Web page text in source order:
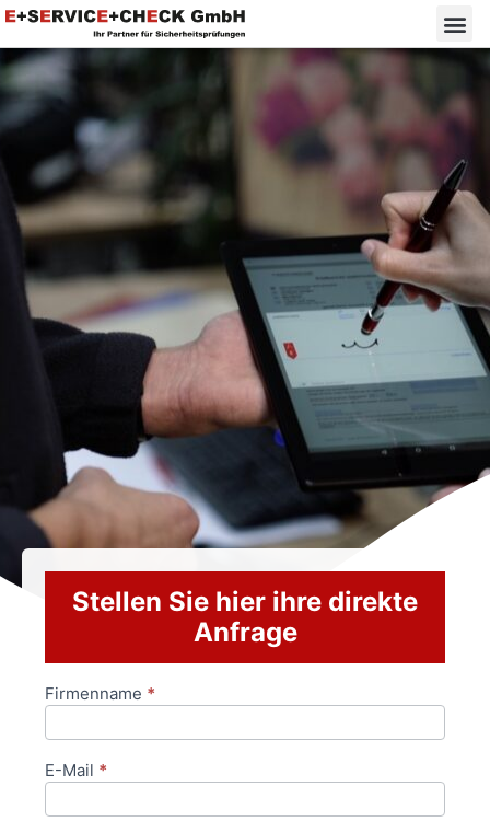
Stellen Sie hier ihre direkte
Anfrage
Anfrageformular
Firmenname *
E-Mail *